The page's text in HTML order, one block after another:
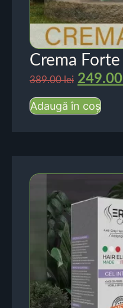
Crema Forte
389.00lei 249.00
Adaugă în coș